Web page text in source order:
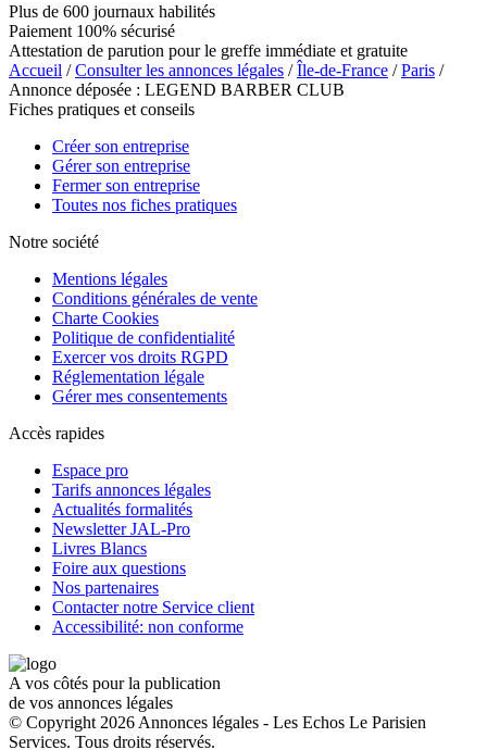
Plus de 600 journaux habilités
Paiement 100% sécurisé
Attestation de parution pour le greffe immédiate et gratuite
Accueil /Consulter les annonces légales /Île-de-France /Paris /
Annonce déposée : LEGEND BARBER CLUB
Fiches pratiques et conseils
Créer son entreprise
Gérer son entreprise
Fermer son entreprise
Toutes nos fiches pratiques
Notre société
Mentions légales
Conditions générales de vente
Charte Cookies
Politique de confidentialité
Exercer vos droits RGPD
Réglementation légale
Gérer mes consentements
Accès rapides
Espace pro
Tarifs annonces légales
Actualités formalités
Newsletter JAL-Pro
Livres Blancs
Foire aux questions
Nos partenaires
Contacter notre Service client
Accessibilité: non conforme
A vos côtés pour la publication
de vos annonces légales
© Copyright 2026 Annonces légales - Les Echos Le Parisien
Services. Tous droits réservés.